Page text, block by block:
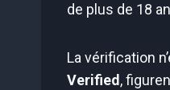
de plus de 18
La vérification
Verified,